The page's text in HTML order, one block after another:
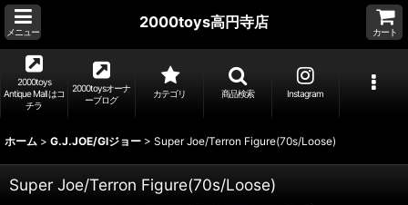
メニュー
2000toys高円寺店
カート
2000toys
Antique Mall はコ
チラ
2000toysオーナ
ーブログ
カテゴリ 商品検索 Instagram
ホーム > G.J.JOE/GIジョー > Super Joe/Terron Figure(70s/Loose)
Super Joe/Terron Figure(70s/Loose)